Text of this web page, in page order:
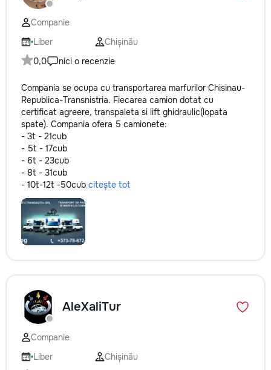
Companie
Liber
Chișinău
0,0
nici o recenzie
Compania se ocupa cu transportarea marfurilor Chisinau-
Republica-Transnistria. Fiecarea camion dotat cu
certificat agreere, transpaleta si lift ghidraulic(lopata
spate). Compania ofera 5 camionete:
- 3t - 21cub
- 5t - 17cub
- 6t - 23cub
- 8t - 31cub
- 10t-12t -50cub citește tot
AleXaliTur
Companie
Liber
Chișinău